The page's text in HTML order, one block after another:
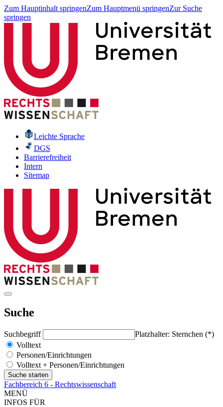
Zum Hauptinhalt springenZum Hauptmenü springenZur Suche
springen
Leichte Sprache
DGS
Barrierefreiheit
Intern
Sitemap
Suche
Suchbegriff
Platzhalter: Sternchen (*)
Volltext
Personen/Einrichtungen
Volltext + Personen/Einrichtungen
Fachbereich 6 - Rechtswissenschaft
MENÜ
INFOS FÜR